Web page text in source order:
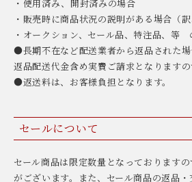
・使用済み、開封済みの場合
・販売時に商品状況の説明がある場合（訳
・オークション、セール品、特注品、等
●長期不在など配送業者から返品された場
返品配送代金含め実費ご請求となりますの
●返送料は、お客様負担となります。
セールについて
セール商品は限定数量となっております
がございます。また、セール商品の返品